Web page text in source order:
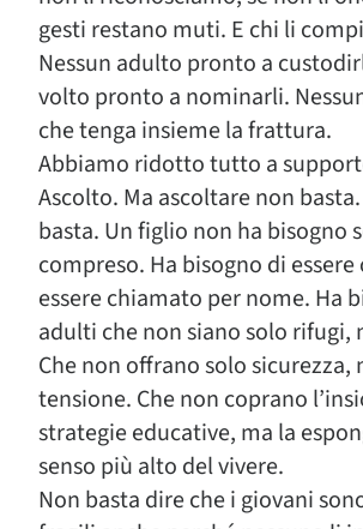
gesti restano muti. E chi li
Nessun adulto pronto a
volto pronto a nominarli.
che tenga insieme la frattura.
Abbiamo ridotto tutto a
Ascolto. Ma ascoltare non
basta. Un figlio non ha bisogno
compreso. Ha bisogno di
essere chiamato per nome. Ha
adulti che non siano solo rifugi,
Che non offrano solo sicurezza,
tensione. Che non coprano
strategie educative, ma la
senso più alto del vivere.
Non basta dire che i giovani